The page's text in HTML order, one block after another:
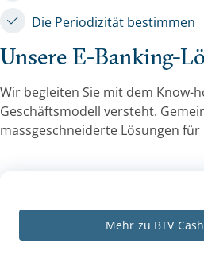
Die Periodizität bestimmen
Unsere E-Banking-
Wir begleiten Sie mit dem Know-
Geschäftsmodell versteht.
massgeschneiderte Lösungen
Mehr zu BTV Cash